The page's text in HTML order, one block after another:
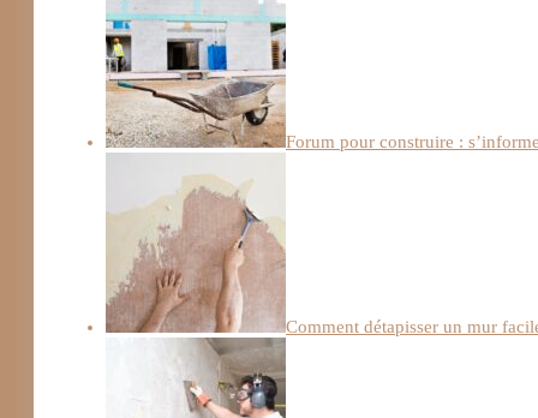
Forum pour construire :
Comment détapisser un mur